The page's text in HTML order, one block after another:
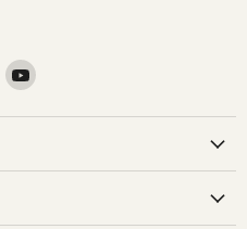
en
Encuéntrenos
YouTube